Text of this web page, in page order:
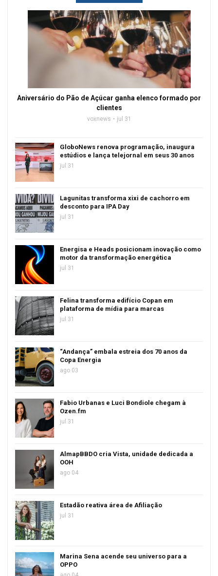
Aniversário do Pão de Açúcar ganha elenco formado por
clientes
voxnews jul 31
GloboNews renova programação, inaugura
estúdios e lança telejornal em seus 30 anos
jul 31
Lagunitas transforma xixi de cachorro em
desconto para IPA Day
jul 31
Energisa e Heads posicionam inovação como
motor da transformação energética
jul 31
Felina transforma edifício Copan em
plataforma de mídia para marcas
jul 31
“Andança” embala estreia dos 70 anos da
Copa Energia
ago 03
Fabio Urbanas e Luci Bondiole chegam à
Ozen.fm
jul 31
AlmapBBDO cria Vista, unidade dedicada a
OOH
ago 04
Estadão reativa área de Afiliação
jul 31
Marina Sena acende seu universo para a
OPPO